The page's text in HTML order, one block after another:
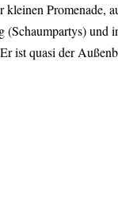
Promenade,
ist quasi der